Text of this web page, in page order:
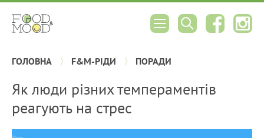
ГОЛОВНА F&M-РІДИ ПОРАДИ
Як люди різних темпераментів
реагують на стрес